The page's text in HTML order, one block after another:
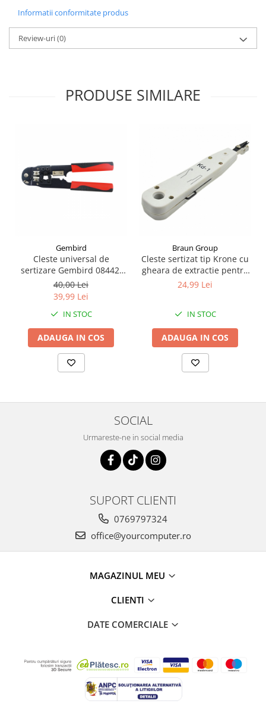
Informatii conformitate produs
Review-uri(0)
PRODUSE SIMILARE
Gembird
Cleste universal de
sertizare Gembird 08442,
cu manere izolate
ergonomice
40,00 Lei
39,99 Lei
IN STOC
ADAUGA IN COS
Braun Group
Cleste sertizat tip Krone cu
gheara de extractie pentru
patch panel & keyston
24,99 Lei
IN STOC
ADAUGA IN COS
SOCIAL
Urmareste-ne in social media
SUPORT CLIENTI
0769797324
office@yourcomputer.ro
MAGAZINUL MEU
CLIENTI
DATE COMERCIALE